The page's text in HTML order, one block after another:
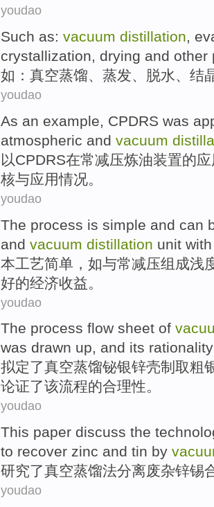
youdao
Such as: vacuum distillation,
crystallization, drying and other
如 ： 真空蒸馏、 蒸发、 脱水、 结
youdao
As an example, CPDRS was
atmospheric and vacuum
以CPDRS在常减压炼油装置的
核与应用情况。
youdao
The process is simple and can
and vacuum distillation unit
本工艺简单 ，如与常减压组成浅
好的经济收益 。
youdao
The process flow sheet of
was drawn up, and its rationality
拟定了真空蒸馏铋银锌壳制取粗
论证了该流程的合理性。
youdao
This paper discuss the
to recover zinc and tin by
研究了真空蒸馏法分离废杂锌锡
youdao